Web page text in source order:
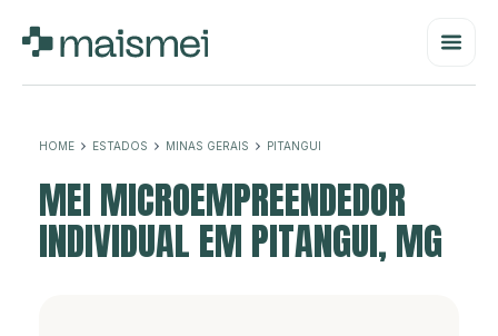
HOME ESTADOS MINAS GERAIS PITANGUI
MEI MICROEMPREENDEDOR
INDIVIDUAL EM PITANGUI, MG